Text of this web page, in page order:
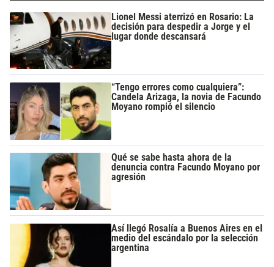
Lionel Messi aterrizó en Rosario: La
decisión para despedir a Jorge y el
lugar donde descansará
“Tengo errores como cualquiera”:
Candela Arizaga, la novia de Facundo
Moyano rompió el silencio
Qué se sabe hasta ahora de la
denuncia contra Facundo Moyano por
agresión
Así llegó Rosalía a Buenos Aires en el
medio del escándalo por la selección
argentina